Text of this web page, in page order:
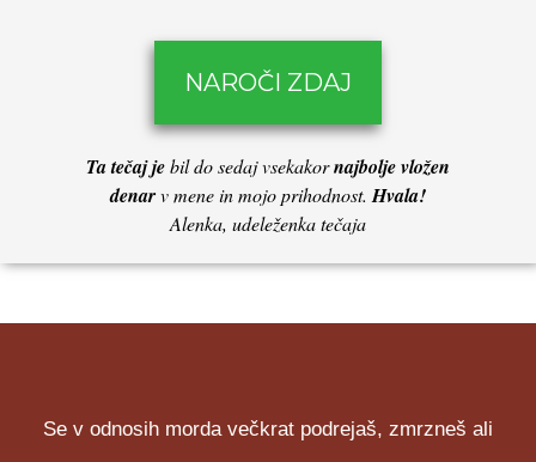
NAROČI ZDAJ
Ta tečaj jebil do sedaj vsekakornajbolje vložen
denarv mene in mojo prihodnost. Hvala!
Alenka, udeleženka tečaja
Se v odnosih morda večkrat podrejaš, zmrzneš ali